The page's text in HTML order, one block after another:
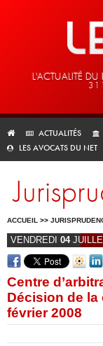
L'ACTUALITÉ DU
ACTUALITÉS
LES AVOCATS DU NET
ACCUEIL >>
VENDREDI 04
Centre
Décision de
février 2008